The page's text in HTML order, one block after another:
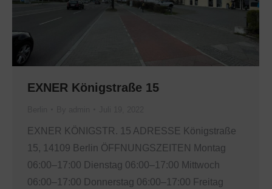
EXNER Königstraße 15
EXNER KÖNIGSTR. 15 ADRESSE Königstraße
15, 14109 Berlin ÖFFNUNGSZEITEN Montag
06:00–17:00 Dienstag 06:00–17:00 Mittwoch
06:00–17:00 Donnerstag 06:00–17:00 Freitag